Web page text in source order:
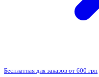
Бесплатная для заказов от 600 грн